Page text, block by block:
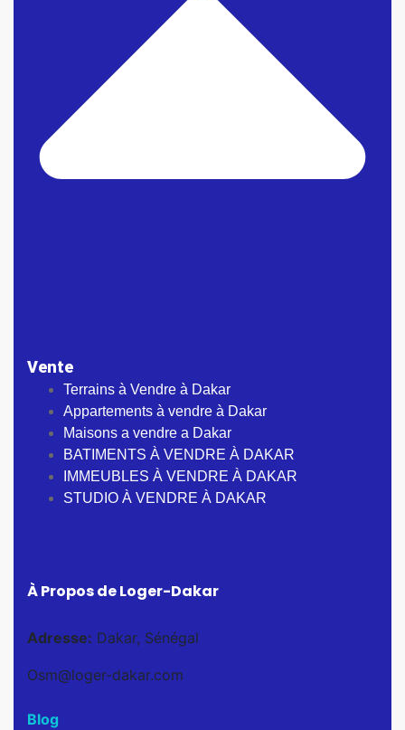
Vente
Terrains à Vendre à Dakar
Appartements à vendre à Dakar
Maisons a vendre a Dakar
BATIMENTS À VENDRE À DAKAR
IMMEUBLES À VENDRE À DAKAR
STUDIO À VENDRE À DAKAR
À Propos de Loger-Dakar
Adresse: Dakar, Sénégal
Osm@loger-dakar.com
Blog